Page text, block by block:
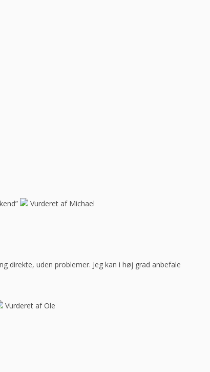
Vurderet af Michael
direkte, uden problemer. Jeg kan i høj grad anbefale
Vurderet af Ole